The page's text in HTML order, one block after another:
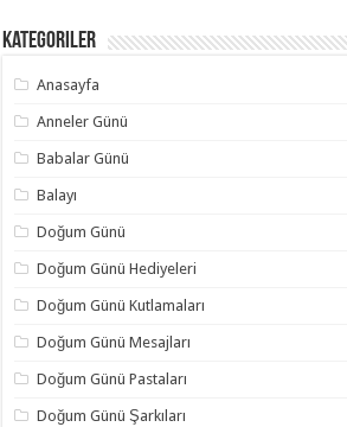
Kategoriler
Anasayfa
Anneler Günü
Babalar Günü
Balayı
Doğum Günü
Doğum Günü Hediyeleri
Doğum Günü Kutlamaları
Doğum Günü Mesajları
Doğum Günü Pastaları
Doğum Günü Şarkıları